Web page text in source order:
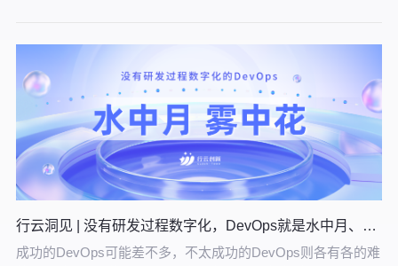
行云洞见 | 没有研发过程数字化，DevOps就是水中月、雾中花
成功的DevOps可能差不多，不太成功的DevOps则各有各的难